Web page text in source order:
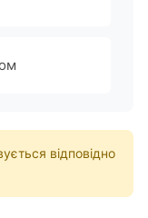
відповідно